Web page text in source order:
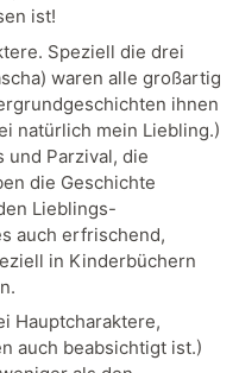
ist!
Speziell die drei
waren alle großartig
ihnen
natürlich mein Liebling.)
und Parzival, die
die Geschichte
Lieblings-
auch erfrischend,
in Kinderbüchern
Hauptcharaktere,
auch beabsichtigt ist.)